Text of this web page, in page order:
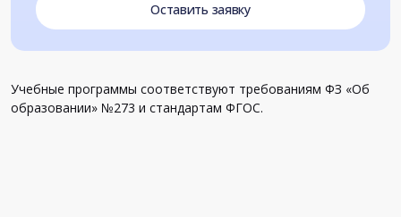
Оставить заявку
Учебные программы соответствуют требованиям ФЗ «Об
образовании» №273 и стандартам ФГОС.